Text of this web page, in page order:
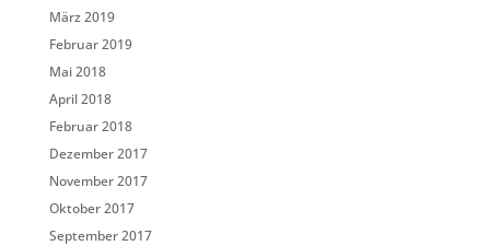
März 2019
Februar 2019
Mai 2018
April 2018
Februar 2018
Dezember 2017
November 2017
Oktober 2017
September 2017